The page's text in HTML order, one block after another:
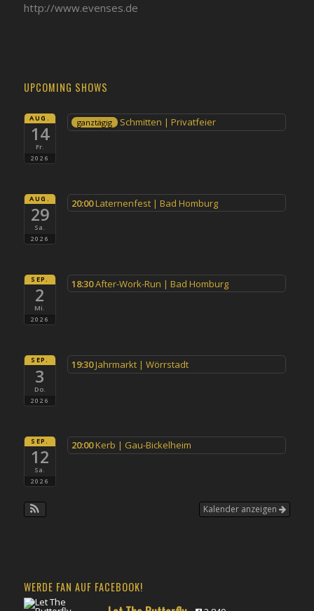
http://www.evenses.de
UPCOMING SHOWS
AUG.
14
Fr.
2026
ganztägig Schmitten | Privatfeier
AUG.
29
Sa.
2026
20:00Laternenfest | Bad Homburg
SEP.
2
Mi.
2026
18:30After-Work-Run | Bad Homburg
SEP.
3
Do.
2026
19:30Jahrmarkt | Wörrstadt
SEP.
12
Sa.
2026
20:00Kerb | Gau-Bickelheim
Kalender anzeigen
WERDE FAN AUF FACEBOOK!